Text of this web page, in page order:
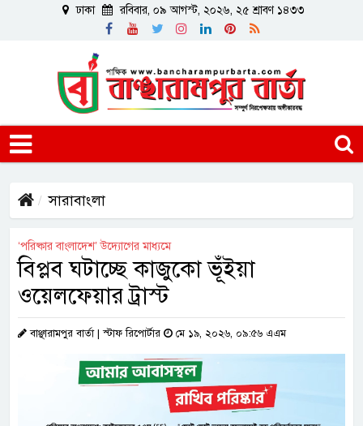
ঢাকা রবিবার, ০৯ আগস্ট, ২০২৬, ২৫ শ্রাবণ ১৪৩৩
সারাবাংলা
‘পরিষ্কার বাংলাদেশ’ উদ্যোগের মাধ্যমে
বিপ্লব ঘটাচ্ছে কাজুকো ভূঁইয়া
ওয়েলফেয়ার ট্রাস্ট
বাঞ্ছারামপুর বার্তা | স্টাফ রিপোর্টার মে ১৯, ২০২৬, ০৯:৫৬ এএম